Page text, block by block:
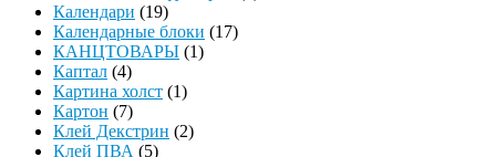
Календари (19)
Календарные блоки (17)
КАНЦТОВАРЫ (1)
Каптал (4)
Картина холст (1)
Картон (7)
Клей Декстрин (2)
Клей ПВА (5)